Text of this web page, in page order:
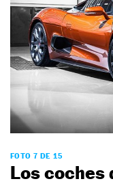
FOTO 7 DE 15
Los coches